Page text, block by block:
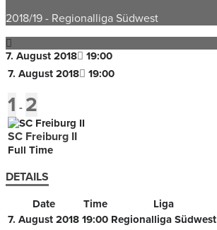
2018/19 - Regionalliga Südwest
7. August 2018
19:00
7. August 2018
19:00
1 - 2
SC Freiburg II
Full Time
DETAILS
Date Time Liga
7. August 2018 19:00 Regionalliga Südwest